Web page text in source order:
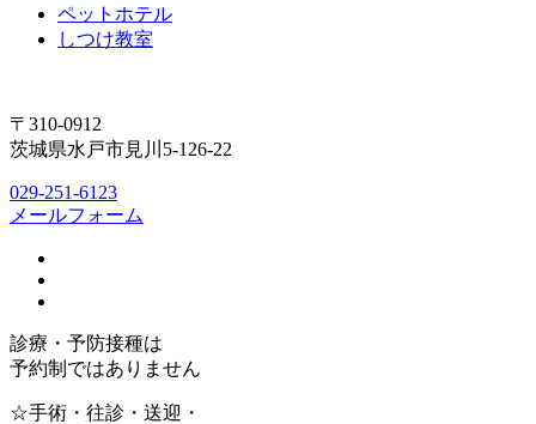
ペットホテル
しつけ教室
〒310-0912
茨城県水戸市見川5-126-22
029-251-6123
メールフォーム
診療・予防接種は
予約制ではありません
☆手術・往診・送迎・